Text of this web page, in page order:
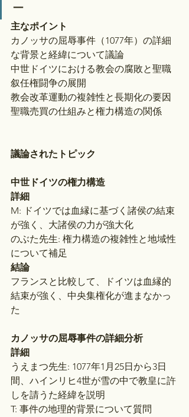
ー
主なポイント
カノッサの屈辱事件（1077年）の詳細
な背景と経緯について議論
中世ドイツにおける教会の腐敗と聖職
叙任権闘争の展開
教会改革運動の複雑性と長期化の要因
聖職売買の仕組みと権力構造の関係
議論されたトピック
中世ドイツの権力構造
詳細
M: ドイツでは血縁に基づく諸侯の結束
が強く、大諸侯の力が強大化
のぶた先生: 権力構造の複雑性と地域性
について補足
結論
フランスと比較して、ドイツは血縁的
結束が強く、中央集権化が進まなかっ
た
カノッサの屈辱事件の詳細分析
詳細
うえまつ先生: 1077年1月25日から3日
間、ハインリヒ4世が雪の中で教皇に許
しを請うた経緯を説明
T: 事件の地理的背景について質問